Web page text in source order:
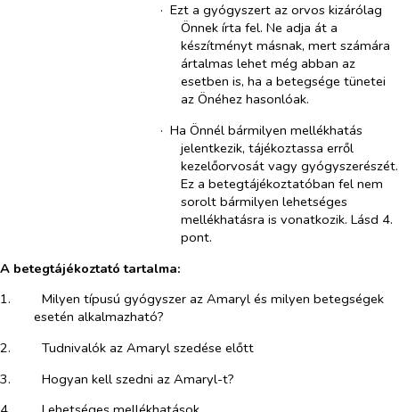
·​ Ezt a gyógyszert az orvos kizárólag
Önnek írta fel. Ne adja át a
készítményt másnak, mert számára
ártalmas lehet még abban az
esetben is, ha a betegsége tünetei
az Önéhez hasonlóak.
·​ Ha Önnél bármilyen mellékhatás
jelentkezik, tájékoztassa erről
kezelőorvosát vagy gyógyszerészét.
Ez a betegtájékoztatóban fel nem
sorolt bármilyen lehetséges
mellékhatásra is vonatkozik. Lásd 4.
pont.
A betegtájékoztató tartalma:
1.​
Milyen típusú gyógyszer az Amaryl és milyen betegségek
esetén alkalmazható?
2.​
Tudnivalók az Amaryl szedése előtt
3.​
Hogyan kell szedni az Amaryl-t?